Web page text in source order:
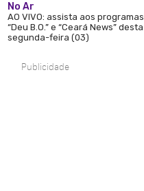
No Ar
AO VIVO: assista aos programas
“Deu B.O.” e “Ceará News” desta
segunda-feira (03)
Publicidade